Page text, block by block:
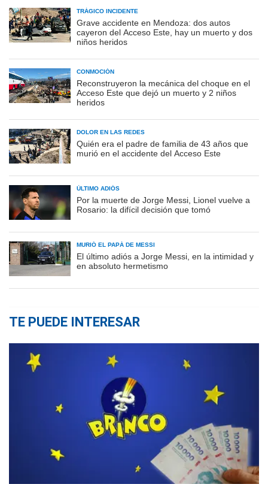
TRÁGICO INCIDENTE
Grave accidente en Mendoza: dos autos
cayeron del Acceso Este, hay un muerto y dos
niños heridos
CONMOCIÓN
Reconstruyeron la mecánica del choque en el
Acceso Este que dejó un muerto y 2 niños
heridos
DOLOR EN LAS REDES
Quién era el padre de familia de 43 años que
murió en el accidente del Acceso Este
ÚLTIMO ADIÓS
Por la muerte de Jorge Messi, Lionel vuelve a
Rosario: la difícil decisión que tomó
MURIÓ EL PAPÁ DE MESSI
El último adiós a Jorge Messi, en la intimidad y
en absoluto hermetismo
TE PUEDE INTERESAR